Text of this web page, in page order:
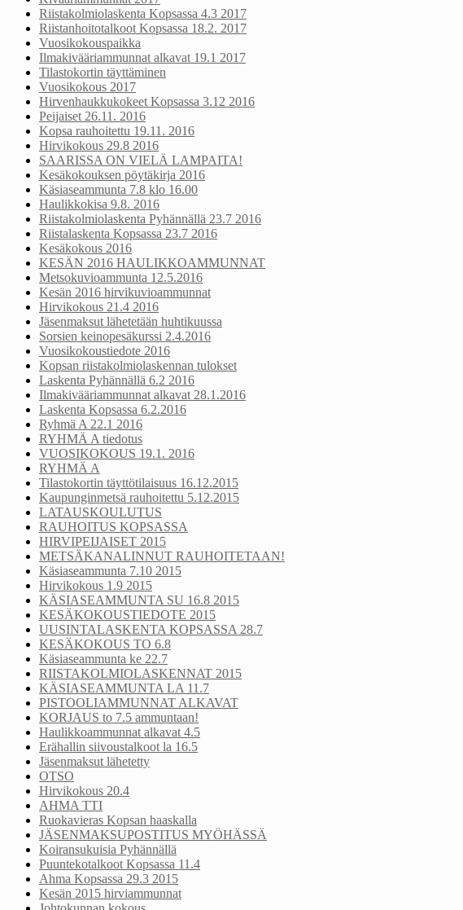
Riistakolmiolaskenta Kopsassa 4.3 2017
Riistanhoitotalkoot Kopsassa 18.2. 2017
Vuosikokouspaikka
Ilmakivääriammunnat alkavat 19.1 2017
Tilastokortin täyttäminen
Vuosikokous 2017
Hirvenhaukkukokeet Kopsassa 3.12 2016
Peijaiset 26.11. 2016
Kopsa rauhoitettu 19.11. 2016
Hirvikokous 29.8 2016
SAARISSA ON VIELÄ LAMPAITA!
Kesäkokouksen pöytäkirja 2016
Käsiaseammunta 7.8 klo 16.00
Haulikkokisa 9.8. 2016
Riistakolmiolaskenta Pyhännällä 23.7 2016
Riistalaskenta Kopsassa 23.7 2016
Kesäkokous 2016
KESÄN 2016 HAULIKKOAMMUNNAT
Metsokuvioammunta 12.5.2016
Kesän 2016 hirvikuvioammunnat
Hirvikokous 21.4 2016
Jäsenmaksut lähetetään huhtikuussa
Sorsien keinopesäkurssi 2.4.2016
Vuosikokoustiedote 2016
Kopsan riistakolmiolaskennan tulokset
Laskenta Pyhännällä 6.2 2016
Ilmakivääriammunnat alkavat 28.1.2016
Laskenta Kopsassa 6.2.2016
Ryhmä A 22.1 2016
RYHMÄ A tiedotus
VUOSIKOKOUS 19.1. 2016
RYHMÄ A
Tilastokortin täyttötilaisuus 16.12.2015
Kaupunginmetsä rauhoitettu 5.12.2015
LATAUSKOULUTUS
RAUHOITUS KOPSASSA
HIRVIPEIJAISET 2015
METSÄKANALINNUT RAUHOITETAAN!
Käsiaseammunta 7.10 2015
Hirvikokous 1.9 2015
KÄSIASEAMMUNTA SU 16.8 2015
KESÄKOKOUSTIEDOTE 2015
UUSINTALASKENTA KOPSASSA 28.7
KESÄKOKOUS TO 6.8
Käsiaseammunta ke 22.7
RIISTAKOLMIOLASKENNAT 2015
KÄSIASEAMMUNTA LA 11.7
PISTOOLIAMMUNNAT ALKAVAT
KORJAUS to 7.5 ammuntaan!
Haulikkoammunnat alkavat 4.5
Erähallin siivoustalkoot la 16.5
Jäsenmaksut lähetetty
OTSO
Hirvikokous 20.4
AHMA TTI
Ruokavieras Kopsan haaskalla
JÄSENMAKSUPOSTITUS MYÖHÄSSÄ
Koiransukuisia Pyhännällä
Puuntekotalkoot Kopsassa 11.4
Ahma Kopsassa 29.3 2015
Kesän 2015 hirviammunnat